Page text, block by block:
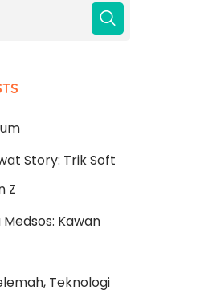
Story: Trik Soft
Z
Kawan
Teknologi